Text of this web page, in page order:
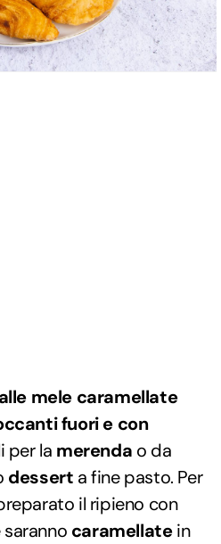
mele caramellate
fuori e con
per la merenda o da
dessert a fine pasto. Per
il ripieno con
saranno caramellatein